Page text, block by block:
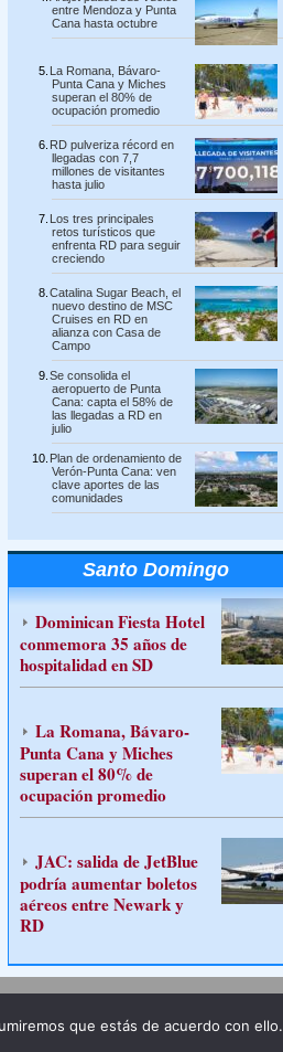
entre Mendoza y Punta
Cana hasta octubre
La Romana, Bávaro-
Punta Cana y Miches
superan el 80% de
ocupación promedio
RD pulveriza récord en
llegadas con 7,7
millones de visitantes
hasta julio
Los tres principales
retos turísticos que
enfrenta RD para seguir
creciendo
Catalina Sugar Beach, el
nuevo destino de MSC
Cruises en RD en
alianza con Casa de
Campo
Se consolida el
aeropuerto de Punta
Cana: capta el 58% de
las llegadas a RD en
julio
Plan de ordenamiento de
Verón-Punta Cana: ven
clave aportes de las
comunidades
Santo Domingo
Dominican Fiesta Hotel
conmemora 35 años de
hospitalidad en SD
La Romana, Bávaro-
Punta Cana y Miches
superan el 80% de
ocupación promedio
JAC: salida de JetBlue
podría aumentar boletos
aéreos entre Newark y
RD
que estás de acuerdo con ello.